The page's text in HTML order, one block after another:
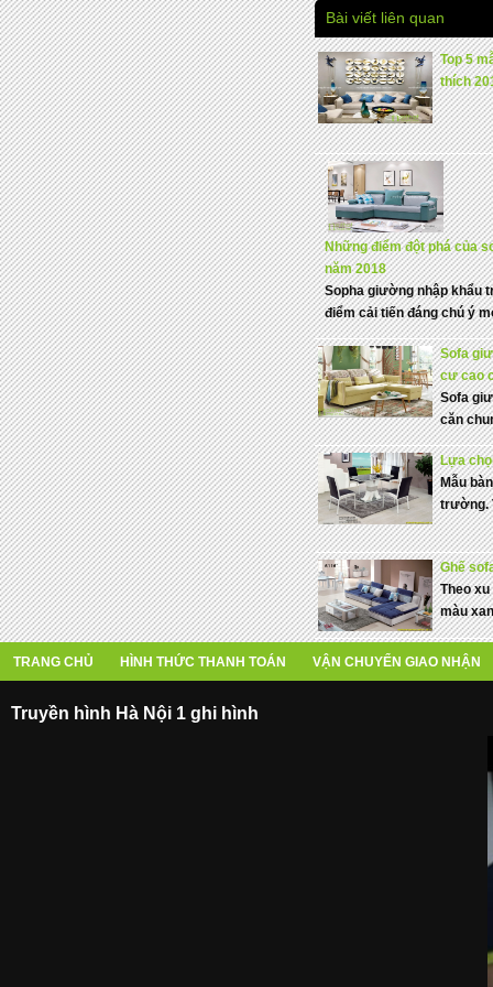
Bài viết liên quan
Top 5
thích
Những điểm đột phá của
năm 2018
Sopha giường nhập khẩu
điểm cải tiến đáng chú ý
Sofa
cư cao
Sofa
căn
Lựa
Mẫu
trường.
Ghế
Theo
màu
TRANG CHỦ HÌNH THỨC THANH TOÁN VẬN CHUYỂN GIAO NHẬN
Truyền hình Hà Nội 1 ghi hình